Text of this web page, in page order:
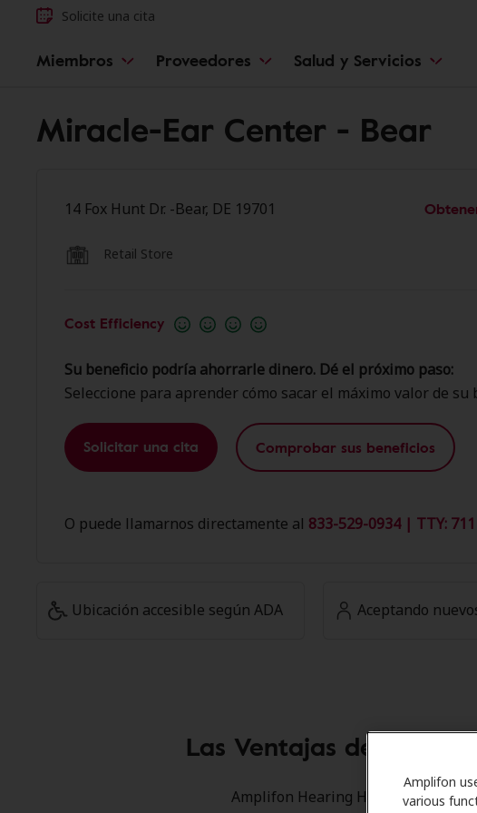
Amplifon
various
Solicite una cita
Miembros Proveedores Salud y Servicios
Miracle-Ear Center - Bear
14 Fox Hunt Dr. -Bear, DE 19701
Retail Store
Cost Efficiency
Su beneficio podría ahorrarle dinero. Dé el próximo paso:
Seleccione para aprender cómo sacar el máximo valor de su
Solicitar una cita Comprobar sus beneficios
O puede llamarnos directamente al 833-529-0934 | TTY: 711
Ubicación accesible según ADA Aceptando
Las Ventajas de los
Amplifon Hearing Health Care se